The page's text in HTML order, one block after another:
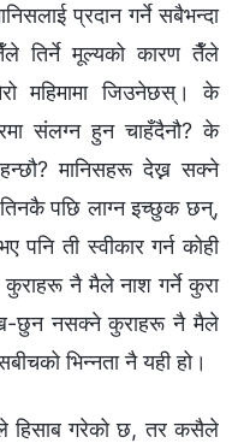
प्रदान गर्ने सबैभन्दा
तिर्ने मूल्यको कारण तैँले
महिमामा जिउनेछस्। के
संलग्‍न हुन चाहँदैनौ? के
मानिसहरू देख्न सक्ने
तिनकै पछि लाग्न इच्छुक छन्,
पनि ती स्वीकार गर्न कोही
नै मैले नाश गर्ने कुरा
छुन नसक्ने कुराहरू नै मैले
भिन्नता नै यही हो।
हिसाब गरेको छ, तर कसैले